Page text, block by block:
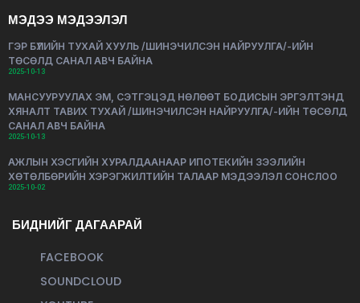
МЭДЭЭ МЭДЭЭЛЭЛ
ГЭР БҮЛИЙН ТУХАЙ ХУУЛЬ /ШИНЭЧИЛСЭН НАЙРУУЛГА/-ИЙН
ТӨСӨЛД САНАЛ АВЧ БАЙНА
2025-10-13
МАНСУУРУУЛАХ ЭМ, СЭТГЭЦЭД НӨЛӨӨТ БОДИСЫН ЭРГЭЛТЭНД
ХЯНАЛТ ТАВИХ ТУХАЙ /ШИНЭЧИЛСЭН НАЙРУУЛГА/-ИЙН ТӨСӨЛД
САНАЛ АВЧ БАЙНА
2025-10-13
АЖЛЫН ХЭСГИЙН ХУРАЛДААНААР ИПОТЕКИЙН ЗЭЭЛИЙН
ХӨТӨЛБӨРИЙН ХЭРЭГЖИЛТИЙН ТАЛААР МЭДЭЭЛЭЛ СОНСЛОО
2025-10-02
БИДНИЙГ ДАГААРАЙ
FACEBOOK
SOUNDCLOUD